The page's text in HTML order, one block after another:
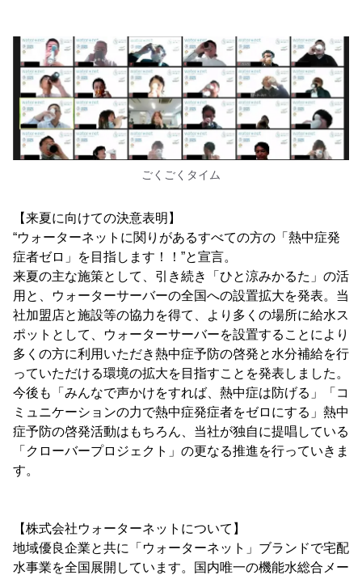
ごくごくタイム
【来夏に向けての決意表明】
“ウォーターネットに関りがあるすべての方の「熱中症発
症者ゼロ」を目指します！！”と宣言。
来夏の主な施策として、引き続き「ひと涼みかるた」の活
用と、ウォーターサーバーの全国への設置拡大を発表。当
社加盟店と施設等の協力を得て、より多くの場所に給水ス
ポットとして、ウォーターサーバーを設置することにより
多くの方に利用いただき熱中症予防の啓発と水分補給を行
っていただける環境の拡大を目指すことを発表しました。
今後も「みんなで声かけをすれば、熱中症は防げる」「コ
ミュニケーションの力で熱中症発症者をゼロにする」熱中
症予防の啓発活動はもちろん、当社が独自に提唱している
「クローバープロジェクト」の更なる推進を行っていきま
す。
【株式会社ウォーターネットについて】
地域優良企業と共に「ウォーターネット」ブランドで宅配
水事業を全国展開しています。国内唯一の機能水総合メー